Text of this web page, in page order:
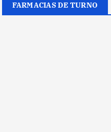
FARMACIAS DE TURNO